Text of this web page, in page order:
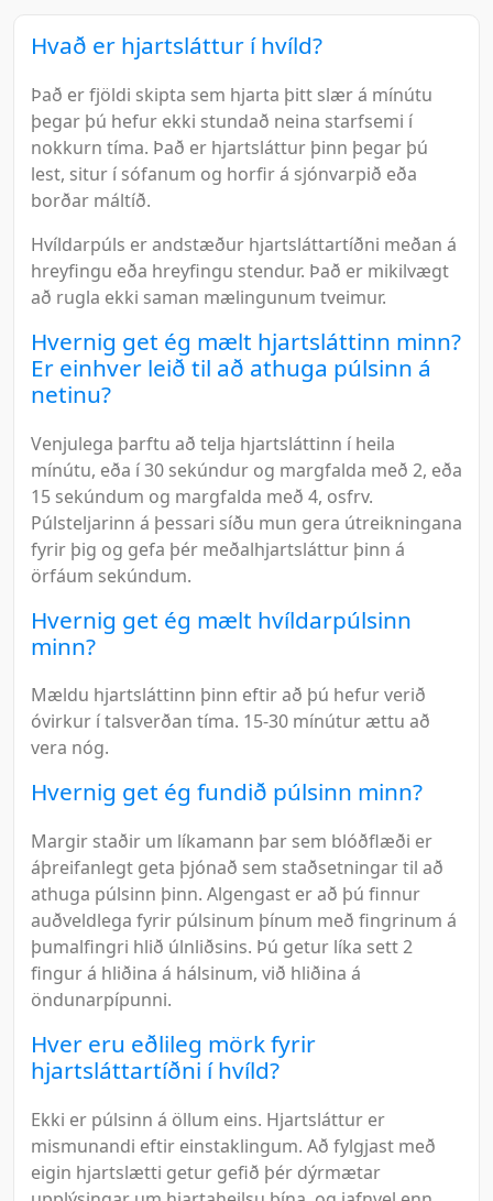
Hvað er hjartsláttur í hvíld?
Það er fjöldi skipta sem hjarta þitt slær á mínútu
þegar þú hefur ekki stundað neina starfsemi í
nokkurn tíma. Það er hjartsláttur þinn þegar þú
lest, situr í sófanum og horfir á sjónvarpið eða
borðar máltíð.
Hvíldarpúls er andstæður hjartsláttartíðni meðan á
hreyfingu eða hreyfingu stendur. Það er mikilvægt
að rugla ekki saman mælingunum tveimur.
Hvernig get ég mælt hjartsláttinn minn?
Er einhver leið til að athuga púlsinn á
netinu?
Venjulega þarftu að telja hjartsláttinn í heila
mínútu, eða í 30 sekúndur og margfalda með 2, eða
15 sekúndum og margfalda með 4, osfrv.
Púlsteljarinn á þessari síðu mun gera útreikningana
fyrir þig og gefa þér meðalhjartsláttur þinn á
örfáum sekúndum.
Hvernig get ég mælt hvíldarpúlsinn
minn?
Mældu hjartsláttinn þinn eftir að þú hefur verið
óvirkur í talsverðan tíma. 15-30 mínútur ættu að
vera nóg.
Hvernig get ég fundið púlsinn minn?
Margir staðir um líkamann þar sem blóðflæði er
áþreifanlegt geta þjónað sem staðsetningar til að
athuga púlsinn þinn. Algengast er að þú finnur
auðveldlega fyrir púlsinum þínum með fingrinum á
þumalfingri hlið úlnliðsins. Þú getur líka sett 2
fingur á hliðina á hálsinum, við hliðina á
öndunarpípunni.
Hver eru eðlileg mörk fyrir
hjartsláttartíðni í hvíld?
Ekki er púlsinn á öllum eins. Hjartsláttur er
mismunandi eftir einstaklingum. Að fylgjast með
eigin hjartslætti getur gefið þér dýrmætar